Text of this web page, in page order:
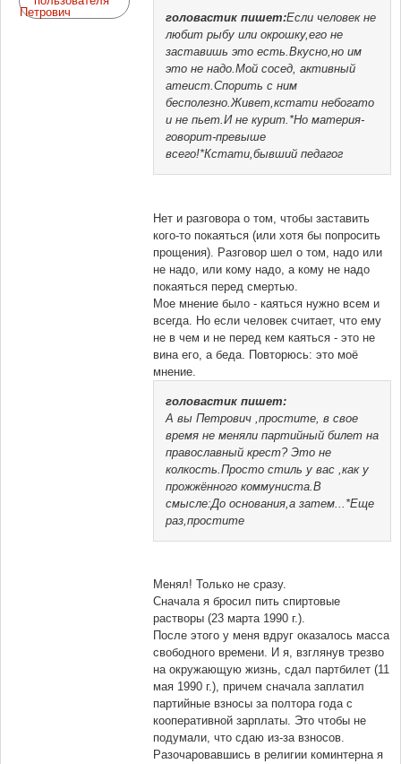
головастик пишет:Если человек не
любит рыбу или окрошку,его не
заставишь это есть.Вкусно,но им
это не надо.Мой сосед, активный
атеист.Спорить с ним
бесполезно.Живет,кстати небогато
и не пьет.И не курит.*Но материя-
говорит-превыше
всего!*Кстати,бывший педагог
Нет и разговора о том, чтобы заставить
кого-то покаяться (или хотя бы попросить
прощения). Разговор шел о том, надо или
не надо, или кому надо, а кому не надо
покаяться перед смертью.
Мое мнение было - каяться нужно всем и
всегда. Но если человек считает, что ему
не в чем и не перед кем каяться - это не
вина его, а беда. Повторюсь: это моё
мнение.
головастик пишет:
А вы Петрович ,простите, в свое
время не меняли партийный билет на
православный крест? Это не
колкость.Просто стиль у вас ,как у
прожжённого коммуниста.В
смысле:До основания,а затем...*Еще
раз,простите
Менял! Только не сразу.
Сначала я бросил пить спиртовые
растворы (23 марта 1990 г.).
После этого у меня вдруг оказалось масса
свободного времени. И я, взглянув трезво
на окружающую жизнь, сдал партбилет (11
мая 1990 г.), причем сначала заплатил
партийные взносы за полтора года с
кооперативной зарплаты. Это чтобы не
подумали, что сдаю из-за взносов.
Разочаровавшись в религии коминтерна я